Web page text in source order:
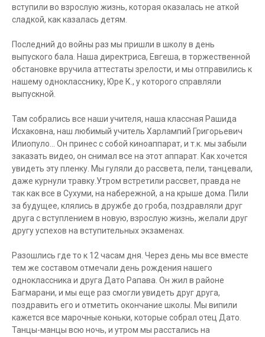
вступили во взрослую жизнь, которая оказалась не аткой
сладкой, как казалась детям.
Последний до войны раз мы пришли в школу в день
выпуского бала. Наша директриса, Евгеша, в торжественной
обстановке вручила аттестаты зрелости, и мы отправились к
нашему однокласснику, Юре К., у которого справляли
выпускной.
Там собрались все наши учителя, наша классная Рашида
Исхаковна, наш любимый учитель Харлампий Григорьевич
Илиопуло... Он принес с собой киноаппарат, и т.к. мы забыли
заказать видео, он снимал все на этот аппарат. Как хочется
увидеть эту пленку. Мы гуляли до рассвета, пели, танцевали,
даже курнули травку.Утром встретили рассвет, правда не
так как все в Сухуми, на набережной, а на крыше дома. Пили
за будущее, клялись в дружбе до гроба, поздравляли друг
друга с вступлением в новую, взрослую жизнь, желали друг
другу успехов на вступительных экзаменах.
Разошлись где то к 12 часам дня. Через день мы все вместе
тем же составом отмечали день рождения нашего
одноклассника и друга Дато Рапава. Он жил в районе
Багмарани, и мы еще раз смогли увидеть друг друга,
поздравить его и отметить окончание школы. Мы випили
кажется все марочные коньки, которые собрал отец Дато.
Танцы-манцы всю ночь, и утром мы расстались на